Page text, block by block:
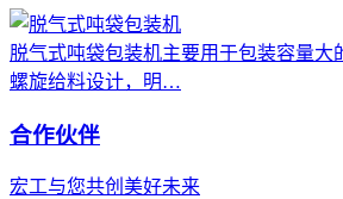
脱气式吨袋包装机主要用于包装容量大
螺旋给料设计，明…
合作伙伴
宏工与您共创美好未来